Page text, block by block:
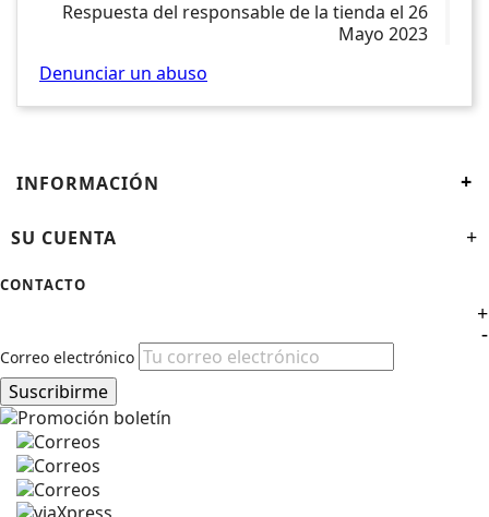
Respuesta del responsable de la tienda el 26
Mayo 2023
Denunciar un abuso
INFORMACIÓN +
SU CUENTA +
CONTACTO
+
-
Correo electrónico
Suscribirme